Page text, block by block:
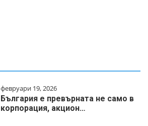
февруари 19, 2026
България е превърната не само в
корпорация, акцион…